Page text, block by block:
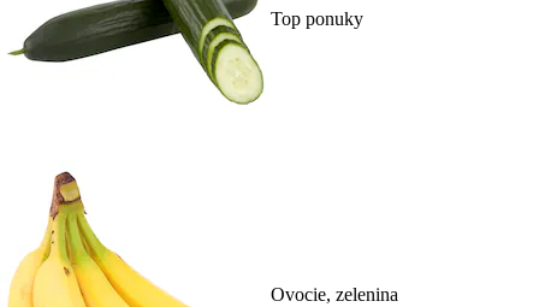
Top ponuky
Ovocie, zelenina